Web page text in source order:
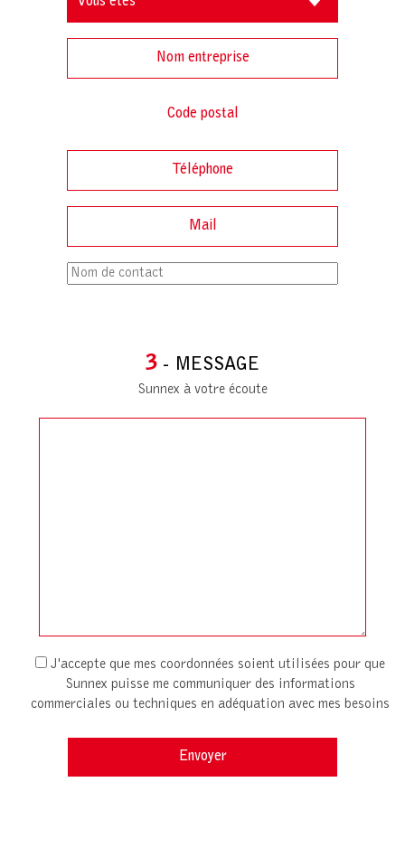
3 - MESSAGE
Sunnex à votre écoute
J'accepte que mes coordonnées soient utilisées pour que
Sunnex puisse me communiquer des informations
commerciales ou techniques en adéquation avec mes besoins